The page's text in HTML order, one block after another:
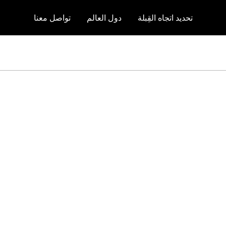
تحديد اتجاه القِبلة دول العالم تواصل معنا